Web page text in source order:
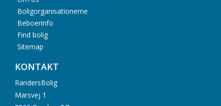
Boligorganisationerne
Beboerinfo
Find bolig
Sitemap
KONTAKT
RandersBolig
Marsvej 1